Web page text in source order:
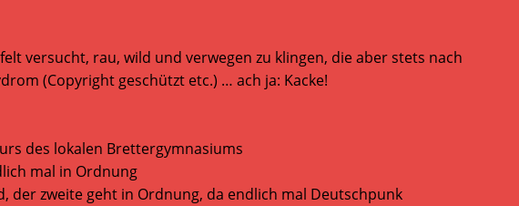
versucht, rau, wild und verwegen zu klingen, die aber stets nach
(Copyright geschützt etc.) … ach ja: Kacke!
des lokalen Brettergymnasiums
mal in Ordnung
der zweite geht in Ordnung, da endlich mal Deutschpunk